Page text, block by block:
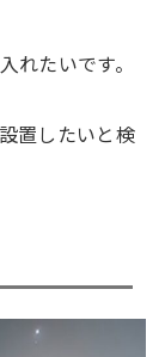
れたいです。
置したいと検